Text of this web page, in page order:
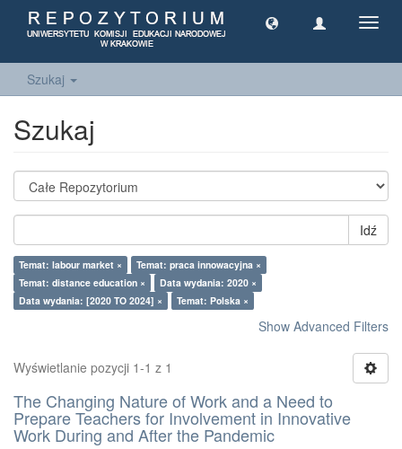
Szukaj
Szukaj
Idź
Temat: labour market ×
Temat: praca innowacyjna ×
Temat: distance education ×
Data wydania: 2020 ×
Data wydania: [2020 TO 2024] ×
Temat: Polska ×
Show Advanced Filters
Wyświetlanie pozycji 1-1 z 1
The Changing Nature of Work and a Need to
Prepare Teachers for Involvement in Innovative
Work During and After the Pandemic